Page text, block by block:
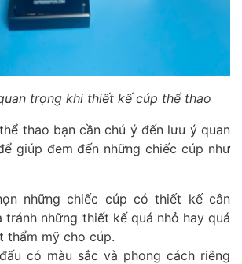
trọng khi thiết kế cúp thể thao
thao bạn cần chú ý đến lưu ý quan
giúp đem đến những chiếc cúp như
những chiếc cúp có thiết kế cân
tránh những thiết kế quá nhỏ hay quá
thẩm mỹ cho cúp.
có màu sắc và phong cách riêng